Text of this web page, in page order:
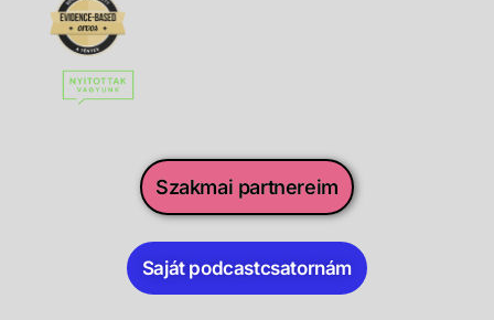
Szakmai partnereim
Saját podcastcsatornám